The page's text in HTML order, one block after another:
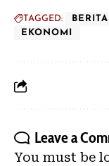
TAGGED: BERITA
EKONOMI
Leave a
You must be